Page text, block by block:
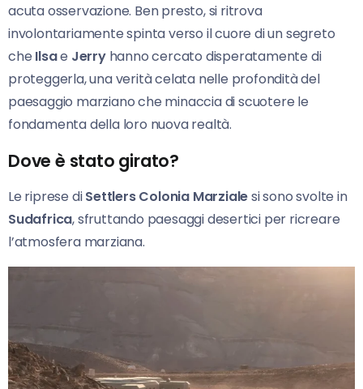
acuta osservazione. Ben presto, si ritrova
involontariamente spinta verso il cuore di un segreto
che Ilsae Jerryhanno cercato disperatamente di
proteggerla, una verità celata nelle profondità del
paesaggio marziano che minaccia di scuotere le
fondamenta della loro nuova realtà.
Dove è stato girato?
Le riprese diSettlers Colonia Marzialesi sono svolte in
Sudafrica, sfruttando paesaggi desertici per ricreare
l’atmosfera marziana.